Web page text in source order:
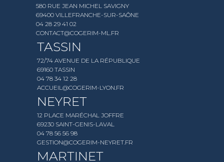
580 RUE JEAN MICHEL SAVIGNY
69400 VILLEFRANCHE-SUR-SAÔNE
04 28 29 41 02
CONTACT@COGERIM-ML.FR
TASSIN
72/74 AVENUE DE LA RÉPUBLIQUE
69160 TASSIN
04 78 34 12 28
ACCUEIL@COGERIM-LYON.FR
NEYRET
12 PLACE MARÉCHAL JOFFRE
69230 SAINT-GENIS-LAVAL
04 78 56 56 98
GESTION@COGERIM-NEYRET.FR
MARTINET